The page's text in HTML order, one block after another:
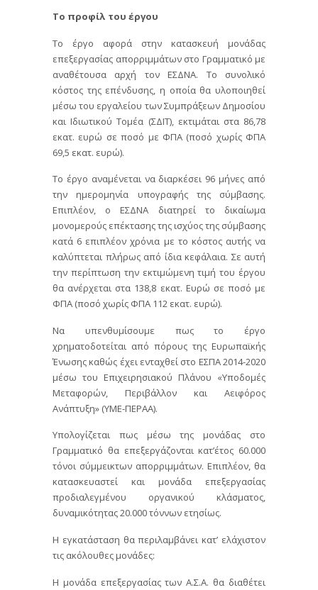
Το προφίλ του έργου
Το έργο αφορά στην κατασκευή μονάδας
επεξεργασίας απορριμμάτων στο Γραμματικό με
αναθέτουσα αρχή τον ΕΣΔΝΑ. Το συνολικό
κόστος της επένδυσης, η οποία θα υλοποιηθεί
μέσω του εργαλείου των Συμπράξεων Δημοσίου
και Ιδιωτικού Τομέα (ΣΔΙΤ), εκτιμάται στα 86,78
εκατ. ευρώ σε ποσό με ΦΠΑ (ποσό χωρίς ΦΠΑ
69,5 εκατ. ευρώ).
Το έργο αναμένεται να διαρκέσει 96 μήνες από
την ημερομηνία υπογραφής της σύμβασης.
Επιπλέον, ο ΕΣΔΝΑ διατηρεί το δικαίωμα
μονομερούς επέκτασης της ισχύος της σύμβασης
κατά 6 επιπλέον χρόνια με το κόστος αυτής να
καλύπτεται πλήρως από ίδια κεφάλαια. Σε αυτή
την περίπτωση την εκτιμώμενη τιμή του έργου
θα ανέρχεται στα 138,8 εκατ. Ευρώ σε ποσό με
ΦΠΑ (ποσό χωρίς ΦΠΑ 112 εκατ. ευρώ).
Να υπενθυμίσουμε πως το έργο
χρηματοδοτείται από πόρους της Ευρωπαϊκής
Ένωσης καθώς έχει ενταχθεί στο ΕΣΠΑ 2014-2020
μέσω του Επιχειρησιακού Πλάνου «Υποδομές
Μεταφορών, Περιβάλλον και Αειφόρος
Ανάπτυξη» (ΥΜΕ-ΠΕΡΑΑ).
Υπολογίζεται πως μέσω της μονάδας στο
Γραμματικό θα επεξεργάζονται κατ’έτος 60.000
τόνοι σύμμεικτων απορριμμάτων. Επιπλέον, θα
κατασκευαστεί και μονάδα επεξεργασίας
προδιαλεγμένου οργανικού κλάσματος,
δυναμικότητας 20.000 τόννων ετησίως.
Η εγκατάσταση θα περιλαμβάνει κατ’ ελάχιστον
τις ακόλουθες μονάδες:
Η μονάδα επεξεργασίας των Α.Σ.Α. θα διαθέτει